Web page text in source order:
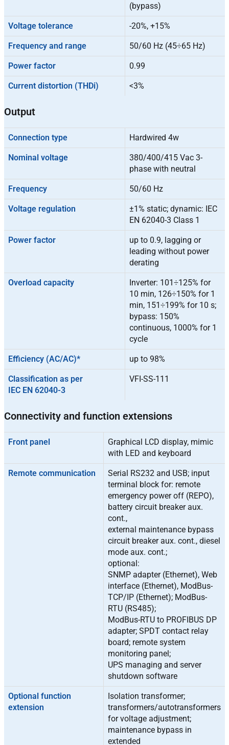
(bypass)
Voltage tolerance -20%, +15%
Frequency and range 50/60 Hz (45÷65 Hz)
Power factor 0.99
Current distortion (THDi) <3%
Output
Connection type Hardwired 4w
Nominal voltage
380/400/415 Vac 3-
phase with neutral
Frequency 50/60 Hz
Voltage regulation
±1% static; dynamic: IEC
EN 62040-3 Class 1
Power factor
up to 0.9, lagging or
leading without power
derating
Overload capacity
Inverter: 101÷125% for
10 min, 126÷150% for 1
min, 151÷199% for 10 s;
bypass: 150%
continuous, 1000% for 1
cycle
Efficiency (AC/AC)* up to 98%
Classification as per
IEC EN 62040-3
VFI-SS-111
Connectivity and function extensions
Front panel
Graphical LCD display, mimic
with LED and keyboard
Remote communication
Serial RS232 and USB; input
terminal block for: remote
emergency power off (REPO),
battery circuit breaker aux.
cont.,
external maintenance bypass
circuit breaker aux. cont., diesel
mode aux. cont.;
optional:
SNMP adapter (Ethernet), Web
interface (Ethernet), ModBus-
TCP/IP (Ethernet); ModBus-
RTU (RS485);
ModBus-RTU to PROFIBUS DP
adapter; SPDT contact relay
board; remote system
monitoring panel;
UPS managing and server
shutdown software
Optional function
extension
Isolation transformer;
transformers/autotransformers
for voltage adjustment;
maintenance bypass in
extended